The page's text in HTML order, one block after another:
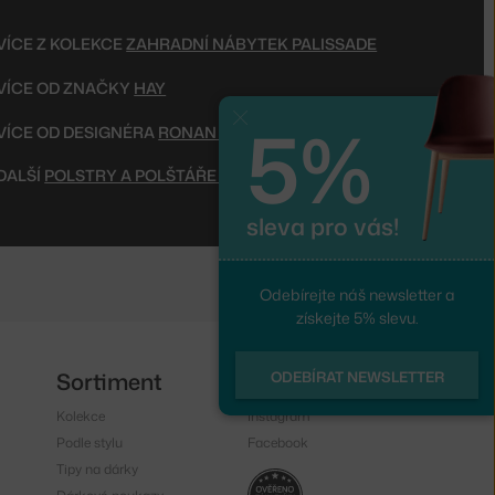
Z KOLEKCEZAHRADNÍ NÁBYTEK PALISSADE
OD ZNAČKY HAY
OD DESIGNÉRA RONAN & ERWAN BOUROULLEC
POLSTRY A POLŠTÁŘE NA ZAHRADNÍ NÁBYTEK
5%
sleva pro vás!
Odebírejte náš newsletter a
získejte 5% slevu.
ODEBÍRAT NEWSLETTER
Sortiment
Kolekce
Podle stylu
Tipy na dárky
Sledujte nás
Instagram
Facebook